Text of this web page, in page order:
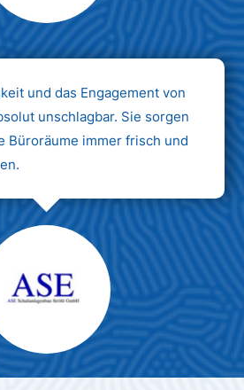
Max Mustermann
Unternehmen AG
und das Engagement von
unschlagbar. Sie sorgen
Büroräume immer frisch und
Max Mustermann